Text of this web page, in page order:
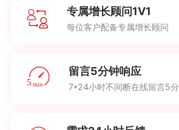
专属增长顾问1V1
每位客户配备专属增长顾问
留言5分钟响应
7*24小时不间断在线留言5